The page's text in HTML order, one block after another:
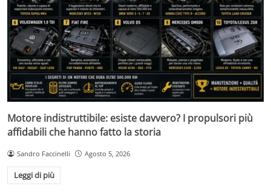
Motore indistruttibile: esiste davvero? I propulsori più
affidabili che hanno fatto la storia
Sandro Faccinelli Agosto 5, 2026
Leggi di più